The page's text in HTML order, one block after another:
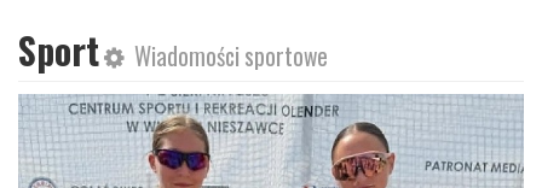
Sport Wiadomości sportowe